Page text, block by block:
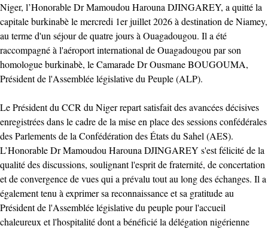
Niger, l’Honorable Dr Mamoudou Harouna DJINGAREY, a quitté la
capitale burkinabè le mercredi 1er juillet 2026 à destination de Niamey,
au terme d'un séjour de quatre jours à Ouagadougou. Il a été
raccompagné à l'aéroport international de Ouagadougou par son
homologue burkinabè, le Camarade Dr Ousmane BOUGOUMA,
Président de l'Assemblée législative du Peuple (ALP).
Le Président du CCR du Niger repart satisfait des avancées décisives
enregistrées dans le cadre de la mise en place des sessions confédérales
des Parlements de la Confédération des États du Sahel (AES).
L’Honorable Dr Mamoudou Harouna DJINGAREY s'est félicité de la
qualité des discussions, soulignant l'esprit de fraternité, de concertation
et de convergence de vues qui a prévalu tout au long des échanges. Il a
également tenu à exprimer sa reconnaissance et sa gratitude au
Président de l'Assemblée législative du peuple pour l'accueil
chaleureux et l'hospitalité dont a bénéficié la délégation nigérienne